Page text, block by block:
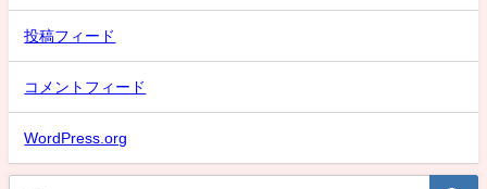
投稿フィード
コメントフィード
WordPress.org